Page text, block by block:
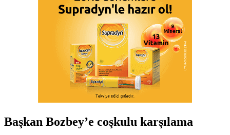
Başkan Bozbey’e coşkulu karşılama